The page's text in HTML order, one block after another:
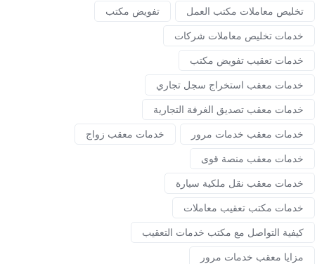
تخليص معاملات مكتب العمل
تفويض مكتب
خدمات تخليص معاملات شركات
خدمات تعقيب تفويض مكتب
خدمات معقب استخراج سجل تجاري
خدمات معقب تصديق الغرفة التجارية
خدمات معقب خدمات مرور
خدمات معقب زواج
خدمات معقب منصة قوى
خدمات معقب نقل ملكية سيارة
خدمات مكتب تعقيب معاملات
كيفية التواصل مع مكتب خدمات التعقيب
مزايا معقب خدمات مرور